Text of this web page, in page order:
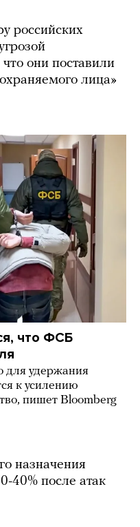
российских
что они поставили
лица»
что ФСБ
для удержания
к усилению
пишет Bloomberg
назначения
40% после атак